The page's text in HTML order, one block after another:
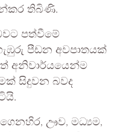
තිබිණි.
පත්වීමේ
පීඩන අවපාතයක්
අනිවාර්යයෙන්ම
සිදුවන බවද
ඌව, මධ්‍යම,